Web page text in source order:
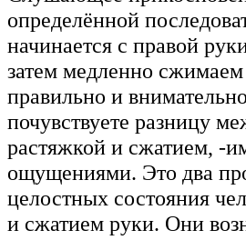
определённой
начинается с правой
затем медленно
правильно и
почувствуете разницу
растяжкой и сжатием, -
ощущениями. Это два
целостных состояния
и сжатием руки. Они